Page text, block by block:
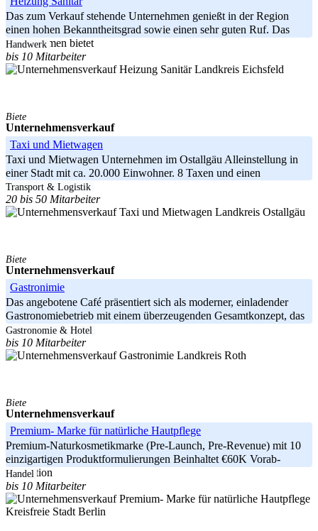
Das zum Verkauf stehende Unternehmen genießt in der Region
einen hohen Bekanntheitsgrad sowie einen sehr guten Ruf. Das
Unternehmen bietet
Handwerk
bis 10 Mitarbeiter
Landkreis Eichsfeld
Biete
Unternehmensverkauf
Taxi und Mietwagen
Taxi und Mietwagen Unternehmen im Ostallgäu Alleinstellung in
einer Stadt mit ca. 20.000 Einwohner. 8 Taxen und einen
Mietwagen,
Transport & Logistik
20 bis 50 Mitarbeiter
Landkreis Ostallgäu
Biete
Unternehmensverkauf
Gastronimie
Das angebotene Café präsentiert sich als moderner, einladender
Gastronomiebetrieb mit einem überzeugenden Gesamtkonzept, das
sowohl
Gastronomie & Hotel
bis 10 Mitarbeiter
Landkreis Roth
Biete
Unternehmensverkauf
Premium- Marke für natürliche Hautpflege
Premium-Naturkosmetikmarke (Pre-Launch, Pre-Revenue) mit 10
einzigartigen Produktformulierungen Beinhaltet €60K Vorab-
Investition
Handel
bis 10 Mitarbeiter
Kreisfreie Stadt Berlin